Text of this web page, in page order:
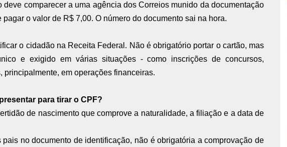
deve comparecer a uma agência dos Correios munido da documentação
o valor de R$ 7,00. O número do documento sai na hora.
o cidadão na Receita Federal. Não é obrigatório portar o cartão, mas
e exigido em várias situações - como inscrições de concursos,
principalmente, em operações financeiras.
para tirar o CPF?
de nascimento que comprove a naturalidade, a filiação e a data de
no documento de identificação, não é obrigatória a comprovação de